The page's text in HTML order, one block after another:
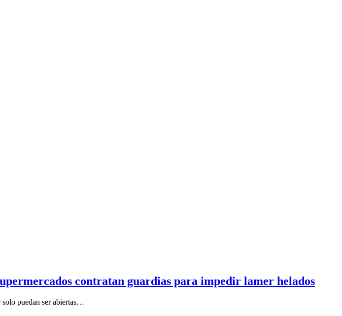
contratan guardias para impedir lamer helados
solo puedan ser abiertas…